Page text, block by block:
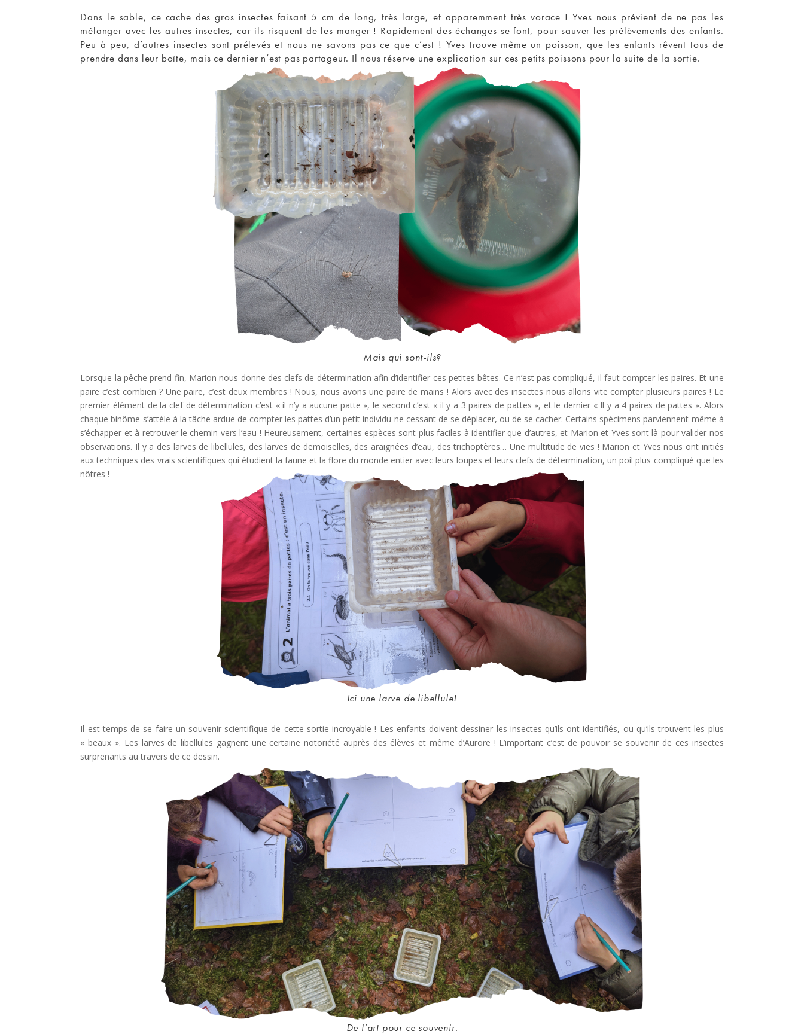
Dans le sable, ce cache des gros insectes faisant 5 cm de long, très large, et apparemment très vorace ! Yves nous prévient de ne pas les
mélanger avec les autres insectes, car ils risquent de les manger ! Rapidement des échanges se font, pour sauver les prélèvements des enfants.
Peu à peu, d’autres insectes sont prélevés et nous ne savons pas ce que c’est ! Yves trouve même un poisson, que les enfants rêvent tous de
prendre dans leur boîte, mais ce dernier n’est pas partageur. Il nous réserve une explication sur ces petits poissons pour la suite de la sortie.
Mais qui sont-ils?
Lorsque la pêche prend fin, Marion nous donne des clefs de détermination afin d’identifier ces petites bêtes. Ce n’est pas compliqué, il faut compter les paires. Et une
paire c’est combien ? Une paire, c’est deux membres ! Nous, nous avons une paire de mains ! Alors avec des insectes nous allons vite compter plusieurs paires ! Le
premier élément de la clef de détermination c’est « il n’y a aucune patte », le second c’est « il y a 3 paires de pattes », et le dernier « Il y a 4 paires de pattes ». Alors
chaque binôme s’attèle à la tâche ardue de compter les pattes d’un petit individu ne cessant de se déplacer, ou de se cacher. Certains spécimens parviennent même à
s’échapper et à retrouver le chemin vers l’eau ! Heureusement, certaines espèces sont plus faciles à identifier que d’autres, et Marion et Yves sont là pour valider nos
observations. Il y a des larves de libellules, des larves de demoiselles, des araignées d’eau, des trichoptères… Une multitude de vies ! Marion et Yves nous ont initiés
aux techniques des vrais scientifiques qui étudient la faune et la flore du monde entier avec leurs loupes et leurs clefs de détermination, un poil plus compliqué que les
nôtres !
Ici une larve de libellule!
Il est temps de se faire un souvenir scientifique de cette sortie incroyable ! Les enfants doivent dessiner les insectes qu’ils ont identifiés, ou qu’ils trouvent les plus
« beaux ». Les larves de libellules gagnent une certaine notoriété auprès des élèves et même d’Aurore ! L’important c’est de pouvoir se souvenir de ces insectes
surprenants au travers de ce dessin.
De l’art pour ce souvenir.